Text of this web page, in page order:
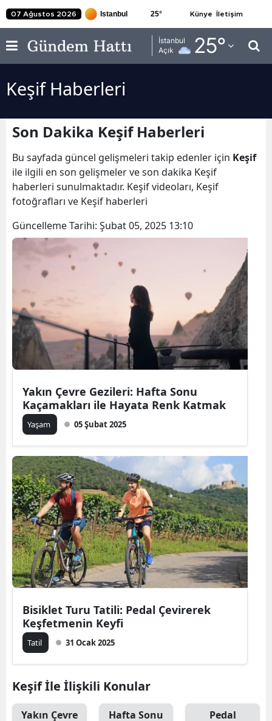
07 Ağustos 2026 25° Künye İletişim
İstanbul
Açık
25°
Adana
Adıyaman
Amasya
Ankara
Antalya
Aydın
Bitlis
Bolu
Burdur
Bursa
Çankırı
Çorum
Denizli
Diyarbakır
Edirne
Elazığ
Erzincan
Giresun
Keşif Haberleri
Son Dakika Keşif Haberleri
Bu sayfada güncel gelişmeleri takip edenler için Keşif
ile ilgili en son gelişmeler ve son dakika Keşif
haberleri sunulmaktadır. Keşif videoları, Keşif
fotoğrafları ve Keşif haberleri
Güncelleme Tarihi: Şubat 05, 2025 13:10
Yakın Çevre Gezileri: Hafta Sonu
Kaçamakları ile Hayata Renk Katmak
Yaşam 05 Şubat 2025
Bisiklet Turu Tatili: Pedal Çevirerek
Keşfetmenin Keyfi
Tatil 31 Ocak 2025
Keşif İle İlişkili Konular
Yakın Çevre
Hafta Sonu
Pedal